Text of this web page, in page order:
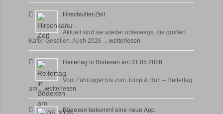
Hirschkäfer-Zeit
9 Juni, 2026
Aktuell sind sie wieder unterwegs, die großen
Käfer-Gesellen. Auch 2026 …weiterlesen
Reitertag in Bödexen am 31.05.2026
27 Mai, 2026
Vom Führzügel bis zum Jump & Run – Reitertag
am …weiterlesen
Bödexen bekommt eine neue App